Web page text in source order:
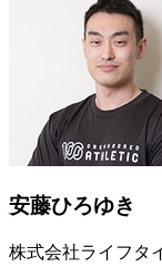
安藤ひろゆき
株式会社ライフタ